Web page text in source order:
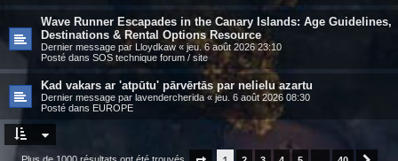
Wave Runner Escapades in the Canary Islands: Age Guidelines,
Destinations & Rental Options Resource
Dernier message par Lloydkaw« jeu. 6 août 2026 23:10
Posté dans SOS technique forum / site
Kad vakars ar 'atpūtu' pārvērtās par nelielu azartu
Dernier message par lavendercherida «jeu. 6 août 2026 08:30
Posté dans EUROPE
Plus de 1000 résultats ont été trouvés